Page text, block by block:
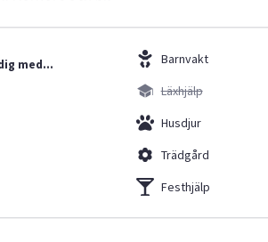
med...
Barnvakt
Läxhjälp
Husdjur
Trädgård
Festhjälp